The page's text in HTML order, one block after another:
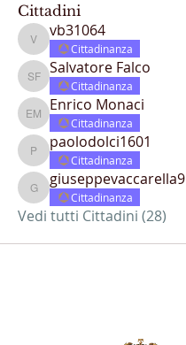
Cittadini
vb31064
vb31064
Cittadinanza
Salvatore Falco
Salvatore Falco
Cittadinanza
Enrico Monaci
Enrico Monaci
Cittadinanza
paolodolci1601
paolodolci1601
Cittadinanza
giuseppevaccarella9
giuseppevaccarella9
Cittadinanza
Vedi tutti Cittadini (28)